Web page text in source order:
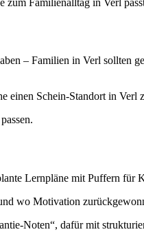
– Familien in Verl sollten
einen Schein-Standort in Verl
Lernpläne mit Puffern für
wo Motivation
Noten“, dafür mit